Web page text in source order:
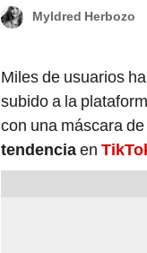
Myldred Herbozo
Miles de usuarios
subido a la
con una máscara
tendenciaen